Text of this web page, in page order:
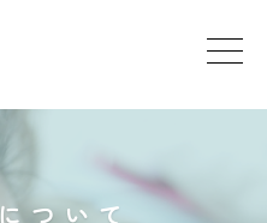
につ い て